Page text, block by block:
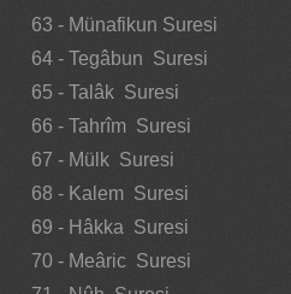
63 - Münafikun Suresi
64 - Tegâbun Suresi
65 - Talâk Suresi
66 - Tahrîm Suresi
67 - Mülk Suresi
68 - Kalem Suresi
69 - Hâkka Suresi
70 - Meâric Suresi